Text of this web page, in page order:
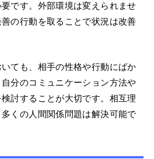
です。外部環境は変えられませ
の行動を取ることで状況は改善
ても、相手の性格や行動にばか
分のコミュニケーション方法や
討することが大切です。相互理
くの人間関係問題は解決可能で